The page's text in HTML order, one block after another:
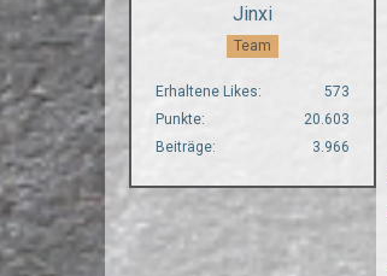
Jinxi
Team
Erhaltene Likes
573
Punkte
20.603
Beiträge
3.966